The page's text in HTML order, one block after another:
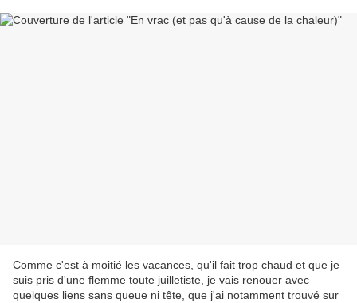
Comme c'est à moitié les vacances, qu'il fait trop chaud et que je
suis pris d'une flemme toute juilletiste, je vais renouer avec
quelques liens sans queue ni tête, que j'ai notamment trouvé sur